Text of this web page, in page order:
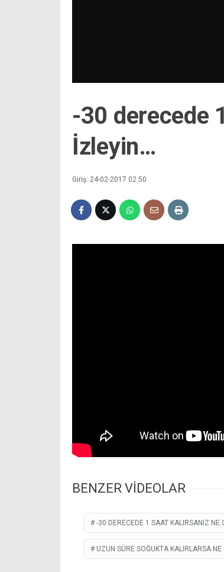
-30 derecede
İzleyin…
Giriş: 24-02-2017 02:50
BENZER VİDEOLAR
-30 DERECEDE 1 SAAT KALIRSANIZ NE
UZUN SÜRE SOĞUKTA KALIRLARSA NE